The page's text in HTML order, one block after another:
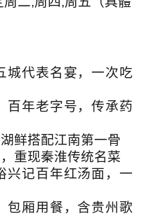
城代表名宴，一次吃
百年老字号，传承药
鲜搭配江南第一骨
重现秦淮传统名菜
兴记百年红汤面，一
包厢用餐，含贵州歌